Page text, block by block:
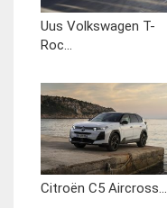
Uus Volkswagen T-
Roc...
Citroën C5 Aircross...